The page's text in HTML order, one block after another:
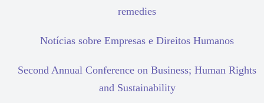
remedies
Notícias sobre Empresas e Direitos Humanos
Second Annual Conference on Business; Human Rights
and Sustainability